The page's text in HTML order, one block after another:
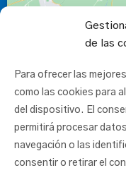
de las
Para ofrecer las
como las cookies para
del dispositivo. El
permitirá procesar
navegación o las
consentir o retirar el